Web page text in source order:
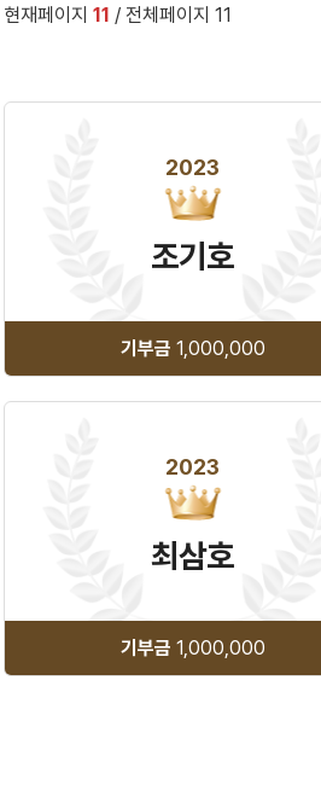
현재페이지 11 / 전체페이지 11
2023
조기호
기부금 1,000,000
2023
최삼호
기부금 1,000,000